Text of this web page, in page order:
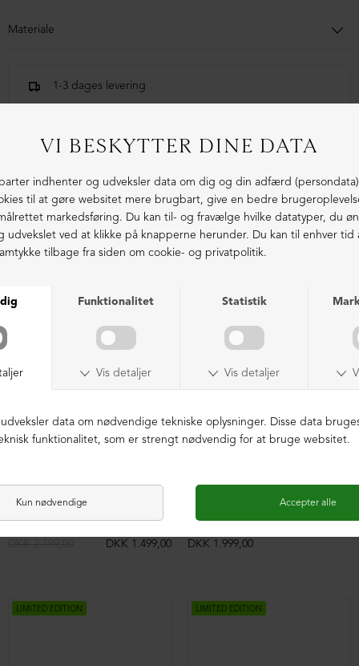
Materiale
1-3 dages levering
LIGNENDE PRODUKTER
DKK 1.499,00
DKK 1.999,00
LIMITED EDITION LIMITED EDITION